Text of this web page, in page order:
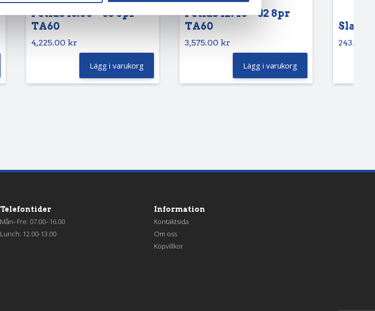
Petlas 13.60 – 36 8pr
TA60
4,225.00 kr
Lägg i varukorg
Petlas 12.40 – 32 8pr
TA60
3,575.00 kr
Lägg i varukorg
Slang
243.75
Telefontider
Mån–Fre: 07.00–16.00
Lunch: 12.00-13.00
Information
Kontaktsida
Om oss
Köpvillkor